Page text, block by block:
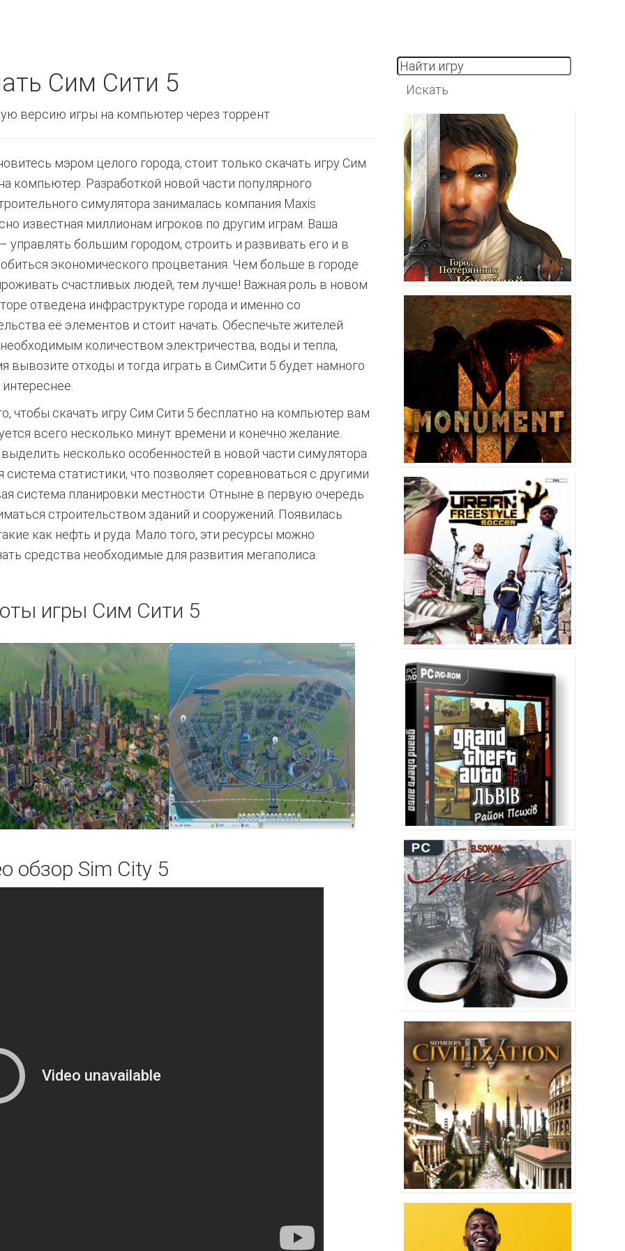
Сим Сити 5
версию игры на компьютер через торрент
мэром целого города, стоит только скачать игру Сим
компьютер. Разработкой новой части популярного
симулятора занималась компания Maxis
известная миллионам игроков по другим играм. Ваша
управлять большим городом, строить и развивать его и в
экономического процветания. Чем больше в городе
счастливых людей, тем лучше! Важная роль в новом
отведена инфраструктуре города и именно со
её элементов и стоит начать. Обеспечьте жителей
количеством электричества, воды и тепла,
вывозите отходы и тогда играть в СимСити 5 будет намного
чтобы скачать игру Сим Сити 5 бесплатно на компьютер вам
всего несколько минут времени и конечно желание.
несколько особенностей в новой части симулятора.
статистики, что позволяет соревноваться с другими
система планировки местности. Отныне в первую очередь
строительством зданий и сооружений. Появилась
как нефть и руда. Мало того, эти ресурсы можно
средства необходимые для развития мегаполиса.
игры Сим Сити 5
обзор Sim City 5